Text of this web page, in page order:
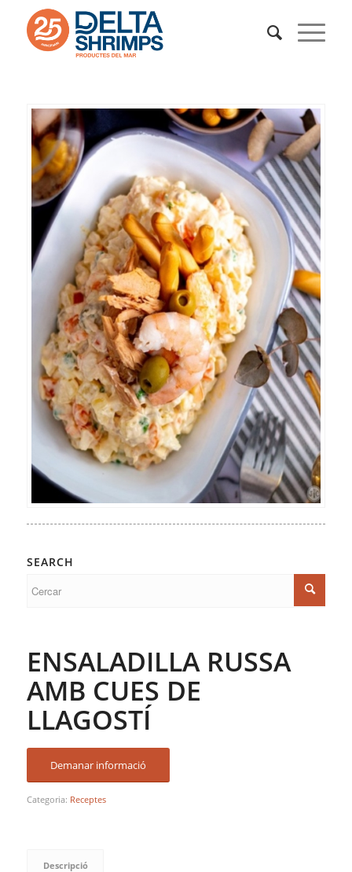
SEARCH
ENSALADILLA RUSSA
AMB CUES DE
LLAGOSTÍ
Demanar informació
Categoria: Receptes
Descripció